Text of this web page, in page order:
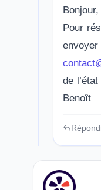
Bonjour,
Pour
de
Benoît